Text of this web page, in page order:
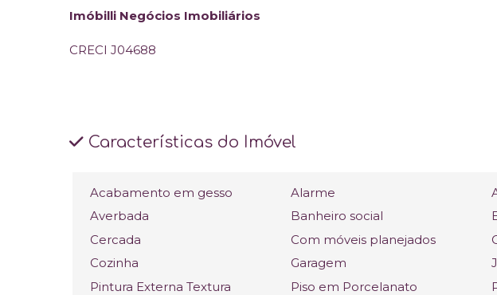
Imóbilli Negócios Imobiliários
CRECI J04688
Características do Imóvel
Acabamento em gesso Alarme
Averbada
Banheiro social
Cercada
Com móveis planejados
Cozinha
Garagem
Pintura Externa Textura
Piso em Porcelanato